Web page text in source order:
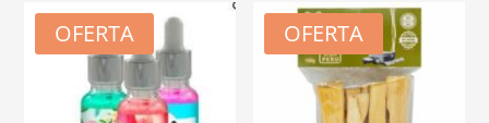
OFERTA OFERTA